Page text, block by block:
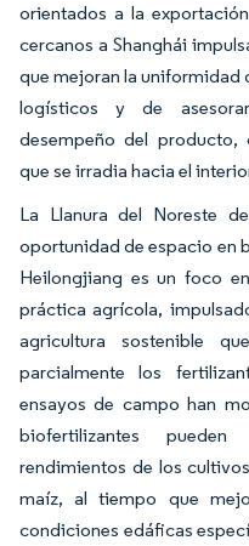
orientados a la
cercanos a Shanghái
que mejoran la uniformidad
logísticos y de
desempeño del producto,
que se irradia hacia el
La Llanura del Noreste
oportunidad de espacio en
Heilongjiang es un foco
práctica agrícola,
agricultura sostenible
parcialmente los
ensayos de campo han
biofertilizantes
rendimientos de los
maíz, al tiempo que
condiciones edáficas